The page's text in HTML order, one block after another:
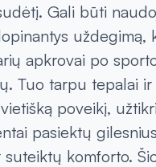
Gali būti
uždegimą,
apkrovai po
Tuo tarpu tepalai ir
poveikį,
pasiektų gilesnius
komforto.